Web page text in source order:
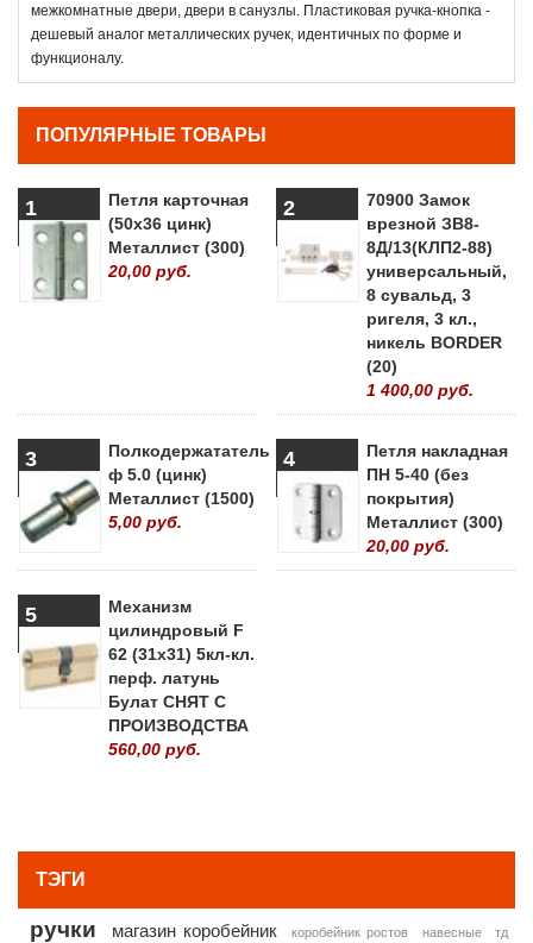
межкомнатные двери, двери в санузлы. Пластиковая ручка-кнопка -
дешевый аналог металлических ручек, идентичных по форме и
функционалу.
ПОПУЛЯРНЫЕ ТОВАРЫ
1
Петля карточная
(50х36 цинк)
Металлист (300)
20,00 руб.
2
70900 Замок
врезной ЗВ8-
8Д/13(КЛП2-88)
универсальный,
8 сувальд, 3
ригеля, 3 кл.,
никель BORDER
(20)
1 400,00 руб.
3
Полкодержататель
ф 5.0 (цинк)
Металлист (1500)
5,00 руб.
4
Петля накладная
ПН 5-40 (без
покрытия)
Металлист (300)
20,00 руб.
5
Механизм
цилиндровый F
62 (31х31) 5кл-кл.
перф. латунь
Булат СНЯТ С
ПРОИЗВОДСТВА
560,00 руб.
ТЭГИ
ручки магазин коробейник коробейник ростов навесные
тд